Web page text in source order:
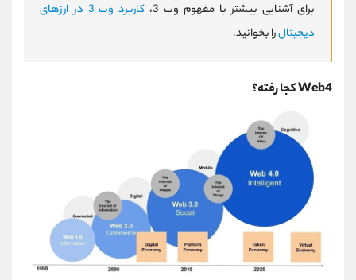
برای آشنایی بیشتر با مفهوم وب 3،
کاربرد وب 3 در ارزهای
دیجیتالرا بخوانید.
Web4 کجا رفته؟